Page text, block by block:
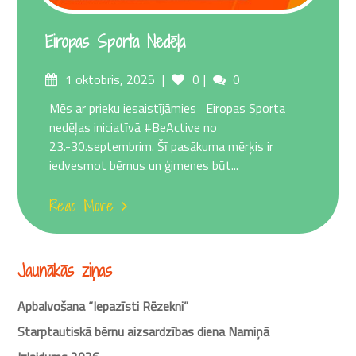
Eiropas Sporta Nedēļa
Posted1 oktobris, 2025 0 Comments
0
Mēs ar prieku iesaistījāmies Eiropas Sporta
nedēļas iniciatīvā #BeActive no
23.-30.septembrim. Šī pasākuma mērķis ir
iedvesmot bērnus un ģimenes būt...
Read More
Jaunākās ziņas
Apbalvošana “Iepazīsti Rēzekni”
Starptautiskā bērnu aizsardzības diena Namiņā